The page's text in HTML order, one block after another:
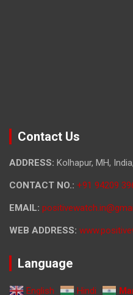
Contact Us
ADDRESS: Kolhapur, MH,
CONTACT NO.: +91 94209
EMAIL:
WEB ADDRESS:
Language
English Hindi